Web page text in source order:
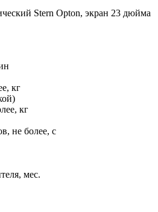
Stern Opton, экран 23 дюйма
кг
кг
не более, с
мес.